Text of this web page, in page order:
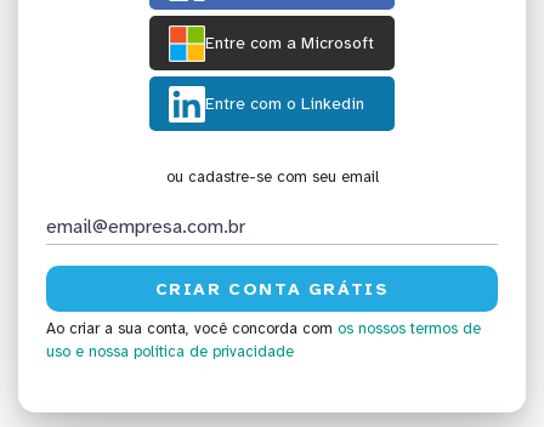
Entre com a Microsoft
Entre com o Linkedin
ou cadastre-se com seu email
Ao criar a sua conta, você concorda com os nossos termos de
uso e nossa política de privacidade